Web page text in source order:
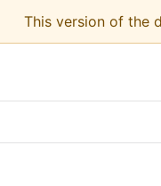
This version of the